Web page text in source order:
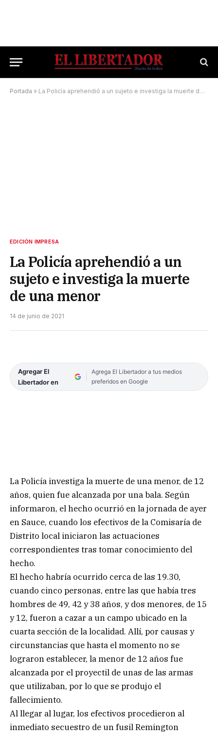
Portada » La Policía aprehendió a un sujeto e investiga la muerte de una menor
EDICIÓN IMPRESA
La Policía aprehendió a un
sujeto e investiga la muerte
de una menor
14 de junio de 2021
Agregar El
Libertador en
Agrega El Libertador a tus medios
preferidos en Google
La Policía investiga la muerte de una menor, de 12
años, quien fue alcanzada por una bala. Según
informaron, el hecho ocurrió en la jornada de ayer
en Sauce, cuando los efectivos de la Comisaría de
Distrito local iniciaron las actuaciones
correspondientes tras tomar conocimiento del
hecho.
El hecho habría ocurrido cerca de las 19.30,
cuando cinco personas, entre las que había tres
hombres de 49, 42 y 38 años, y dos menores, de 15
y 12, fueron a cazar a un campo ubicado en la
cuarta sección de la localidad. Allí, por causas y
circunstancias que hasta el momento no se
lograron establecer, la menor de 12 años fue
alcanzada por el proyectil de unas de las armas
que utilizaban, por lo que se produjo el
fallecimiento.
Al llegar al lugar, los efectivos procedieron al
inmediato secuestro de un fusil Remington